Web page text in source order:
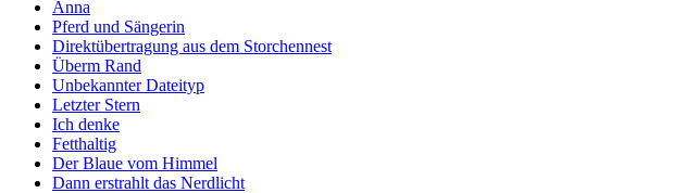
Anna
Pferd und Sängerin
Direktübertragung aus dem Storchennest
Überm Rand
Unbekannter Dateityp
Letzter Stern
Ich denke
Fetthaltig
Der Blaue vom Himmel
Dann erstrahlt das Nerdlicht